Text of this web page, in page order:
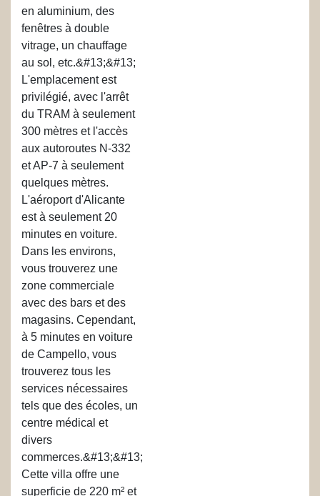
en aluminium, des
fenêtres à double
vitrage, un chauffage
au sol, etc.&#13;&#13;
L'emplacement est
privilégié, avec l'arrêt
du TRAM à seulement
300 mètres et l'accès
aux autoroutes N-332
et AP-7 à seulement
quelques mètres.
L'aéroport d'Alicante
est à seulement 20
minutes en voiture.
Dans les environs,
vous trouverez une
zone commerciale
avec des bars et des
magasins. Cependant,
à 5 minutes en voiture
de Campello, vous
trouverez tous les
services nécessaires
tels que des écoles, un
centre médical et
divers
commerces.&#13;&#13;
Cette villa offre une
superficie de 220 m² et